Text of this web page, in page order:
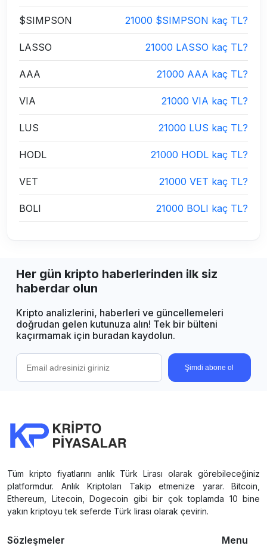
$SIMPSON 21000 $SIMPSON kaç TL?
LASSO 21000 LASSO kaç TL?
AAA 21000 AAA kaç TL?
VIA 21000 VIA kaç TL?
LUS 21000 LUS kaç TL?
HODL 21000 HODL kaç TL?
VET 21000 VET kaç TL?
BOLI 21000 BOLI kaç TL?
Her gün kripto haberlerinden ilk siz
haberdar olun
Kripto analizlerini, haberleri ve güncellemeleri
doğrudan gelen kutunuza alın! Tek bir bülteni
kaçırmamak için buradan kaydolun.
Şimdi abone ol
Tüm kripto fiyatlarını anlık Türk Lirası olarak görebileceğiniz
platformdur. Anlık Kriptoları Takip etmenize yarar. Bitcoin,
Ethereum, Litecoin, Dogecoin gibi bir çok toplamda 10 bine
yakın kriptoyu tek seferde Türk lirası olarak çevirin.
Sözleşmeler Menu